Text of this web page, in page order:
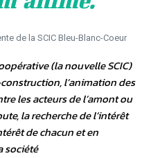
de la SCIC Bleu-Blanc-Coeur
(la nouvelle SCIC)
l’animation des
les acteurs de l’amont ou
la recherche de l’intérêt
de chacun et en
société